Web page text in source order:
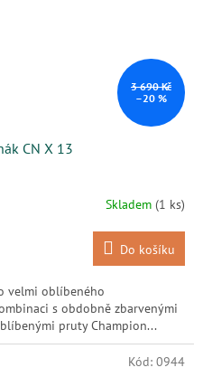
3 690 Kč
–20 %
CN X 13
Skladem (1 ks)
Do košíku
velmi oblíbeného
s obdobně zbarvenými
pruty Champion...
Kód: 0944